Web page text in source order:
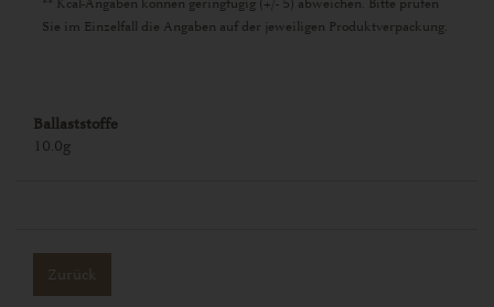
** Kcal-Angaben können geringfügig (+/- 5) abweichen. Bitte prüfen
Sie im Einzelfall die Angaben auf der jeweiligen Produktverpackung.
Ballaststoffe
10.0g
Zurück